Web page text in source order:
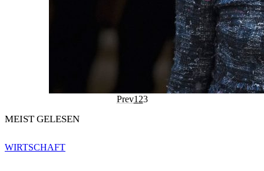
Prev1 23
MEIST GELESEN
WIRTSCHAFT